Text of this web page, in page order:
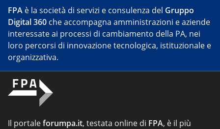
FPA è la società di servizi e consulenza del Gruppo
Digital 360 che accompagna amministrazioni e aziende
interessate ai processi di cambiamento della PA, nei
loro percorsi di innovazione tecnologica, istituzionale e
organizzativa.
Il portaleforumpa.it, testata online di FPA, è il più